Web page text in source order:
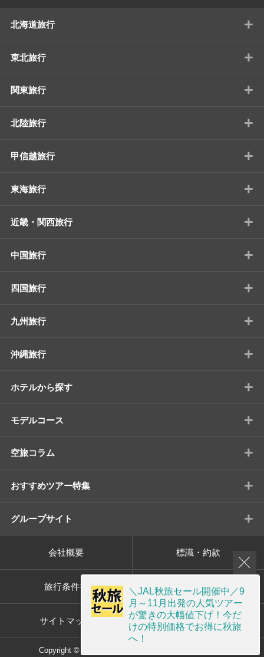
北海道旅行 +
東北旅行 +
関東旅行 +
北陸旅行 +
甲信越旅行 +
東海旅行 +
近畿・関西旅行 +
中国旅行 +
四国旅行 +
九州旅行 +
沖縄旅行 +
ホテルから探す +
モデルコース +
空旅コラム +
おすすめツアー特集 +
グループサイト +
会社概要 標識・約款
旅行条件書 プライバシーポリシー
サイトマップ 画面共有サポート
Copyright © ORION TOUR Co.,Ltd. All rights reserved.
＼JAL秋旅セール開催中／9
月～11月出発の人気ツアー
が驚きの大幅値下げ！今だ
けの特別価格でお得に秋旅
へ！